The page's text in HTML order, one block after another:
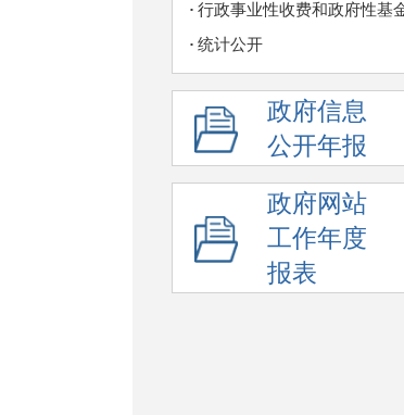
行政事业性收费和政府性基
统计公开
政府信息
公开年报
政府网站
工作年度
报表